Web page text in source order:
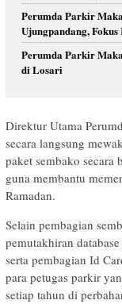
Perumda Parkir
Ujungpandang,
Perumda Parkir
di Losari
Direktur Utama
secara langsung
paket sembako secara
guna membantu
Ramadan.
Selain pembagian
pemutakhiran
serta pembagian Id
para petugas parkir
setiap tahun di